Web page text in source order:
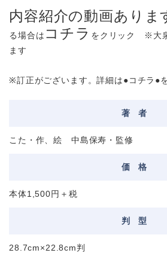
内容紹介の動画ありま
る場合は コチラ をクリック ※大
ます
※訂正がございます。詳細は●コチラ●
著 者
こた・作、絵 中島保寿・監修
価 格
本体1,500円＋税
判 型
28.7cm×22.8cm判